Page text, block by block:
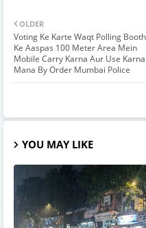
OLDER
Voting Ke Karte Waqt Polling Booth
Ke Aaspas 100 Meter Area Mein
Mobile Carry Karna Aur Use Karna
Mana By Order Mumbai Police
YOU MAY LIKE